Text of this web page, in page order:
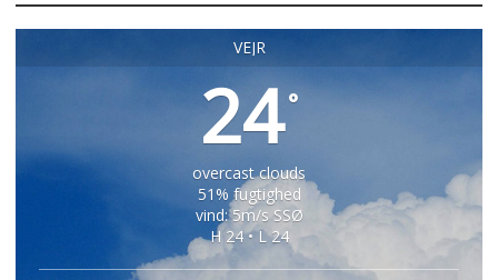
VEJR
24°
overcast clouds
51% fugtighed
vind: 5m/s SSØ
H 24 • L 24